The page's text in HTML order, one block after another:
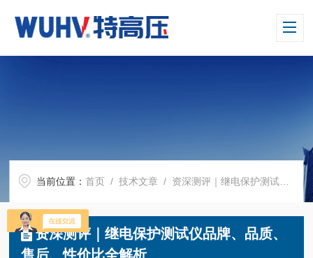
当前位置：首页 /技术文章 / 资深测评｜继电保护测试仪品牌、品质、售后、性价比全解析
资深测评｜继电保护测试仪品牌、品质、
售后、性价比全解析